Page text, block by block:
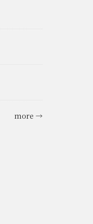
more →